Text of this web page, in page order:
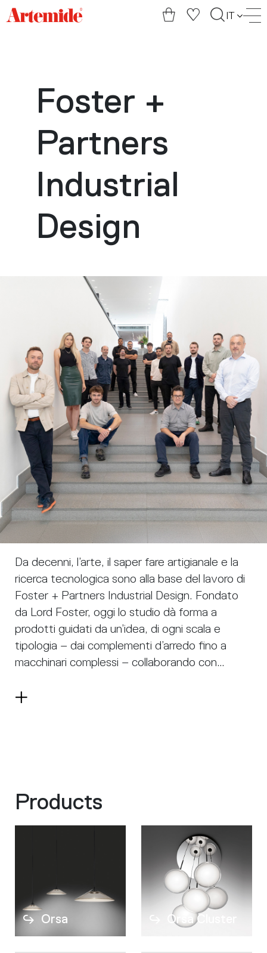
Artemide
IT
Foster +
Partners
Industrial
Design
Da decenni, l’arte, il saper fare artigianale e la
ricerca tecnologica sono alla base del lavoro di
Foster + Partners Industrial Design. Fondato
da Lord Foster, oggi lo studio dà forma a
prodotti guidati da un’idea, di ogni scala e
tipologia – dai complementi d’arredo fino a
macchinari complessi – collaborando con
integrata, lo studio fa della collaborazione un
studio, che unisce ricerca approfondita e
cultura del “progettare attraverso il fare”. I
progetti evolvono grazie alla prototipazione e
alla sperimentazione continua, affinando le
soluzioni attraverso modellazione digitale e
Leggi
Products
Orsa Orsa Cluster